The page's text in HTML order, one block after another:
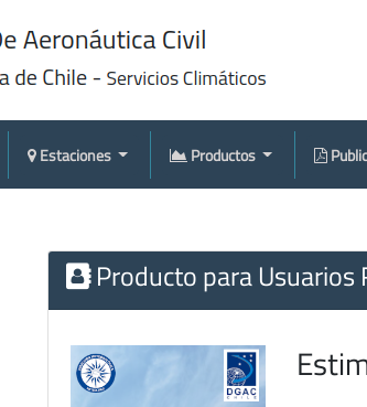
Estaciones Productos
Producto para Usuarios